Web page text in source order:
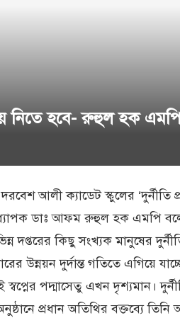
নিতে হবে- রুহুল হক
আলী ক্যাডেট স্কুলের ‘দুর্নীতি
অধ্যাপক ডাঃ আফম রুহুল হক এমপি
দপ্তরের কিছু সংখ্যক মানুষের
উন্নয়ন দুর্দান্ত গতিতে এগিয়ে
স্বপ্নের পদ্মাসেতু এখন দৃশ্যমান।
প্রধান অতিথির বক্তব্যে